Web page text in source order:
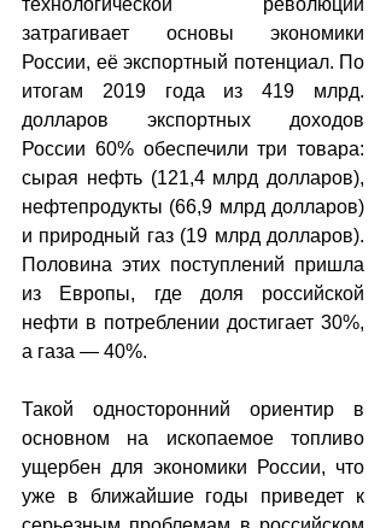
технологической революции
затрагивает основы экономики
России, её экспортный потенциал. По
итогам 2019 года из 419 млрд.
долларов экспортных доходов
России 60% обеспечили три товара:
сырая нефть (121,4 млрд долларов),
нефтепродукты (66,9 млрд долларов)
и природный газ (19 млрд долларов).
Половина этих поступлений пришла
из Европы, где доля российской
нефти в потреблении достигает 30%,
а газа — 40%.
Такой односторонний ориентир в
основном на ископаемое топливо
ущербен для экономики России, что
уже в ближайшие годы приведет к